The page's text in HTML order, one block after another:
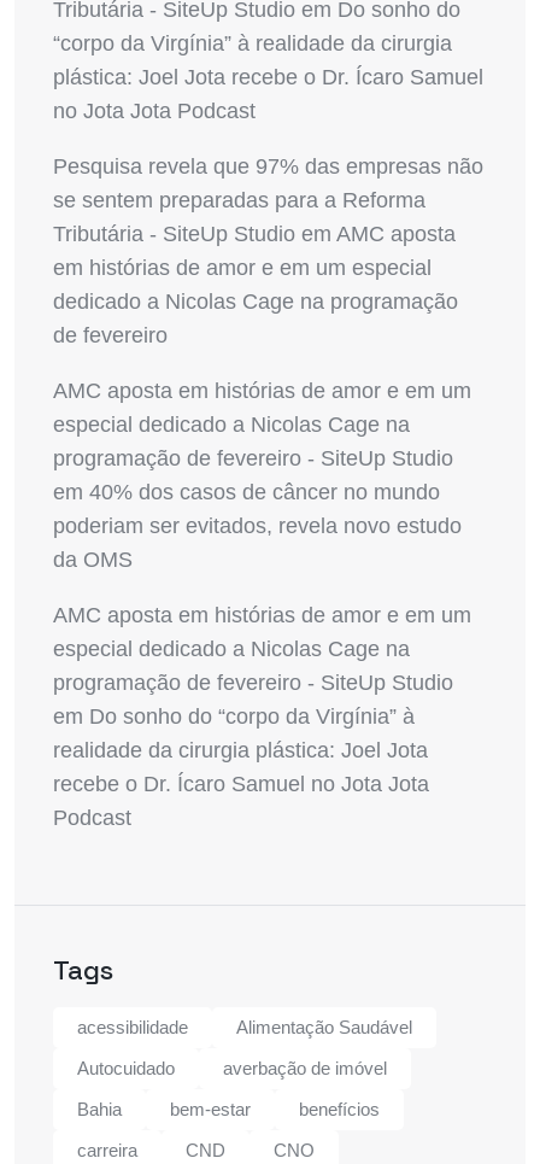
Tributária - SiteUp Studio em Do sonho do
“corpo da Virgínia” à realidade da cirurgia
plástica: Joel Jota recebe o Dr. Ícaro Samuel
no Jota Jota Podcast
Pesquisa revela que 97% das empresas não
se sentem preparadas para a Reforma
Tributária - SiteUp Studio em AMC aposta
em histórias de amor e em um especial
dedicado a Nicolas Cage na programação
de fevereiro
AMC aposta em histórias de amor e em um
especial dedicado a Nicolas Cage na
programação de fevereiro - SiteUp Studio
em 40% dos casos de câncer no mundo
poderiam ser evitados, revela novo estudo
da OMS
AMC aposta em histórias de amor e em um
especial dedicado a Nicolas Cage na
programação de fevereiro - SiteUp Studio
em Do sonho do “corpo da Virgínia” à
realidade da cirurgia plástica: Joel Jota
recebe o Dr. Ícaro Samuel no Jota Jota
Podcast
Tags
acessibilidade
Alimentação Saudável
Autocuidado
averbação de imóvel
Bahia
bem-estar
benefícios
carreira
CND
CNO